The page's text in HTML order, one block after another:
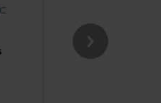
Pqt de 5
Porte-affiche